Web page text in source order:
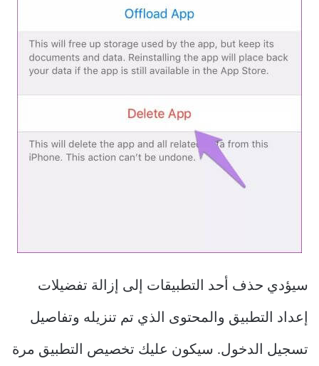
سيؤدي حذف أحد التطبيقات إلى إزالة تفضيلات
إعداد التطبيق والمحتوى الذي تم تنزيله وتفاصيل
تسجيل الدخول. سيكون عليك تخصيص التطبيق مرة